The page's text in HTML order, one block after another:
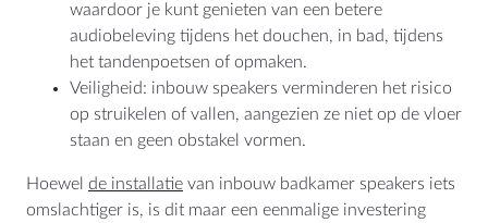
waardoor je kunt genieten van een betere
audiobeleving tijdens het douchen, in bad, tijdens
het tandenpoetsen of opmaken.
Veiligheid: inbouw speakers verminderen het risico
op struikelen of vallen, aangezien ze niet op de vloer
staan en geen obstakel vormen.
Hoewel de installatie van inbouw badkamer speakers iets
omslachtiger is, is dit maar een eenmalige investering